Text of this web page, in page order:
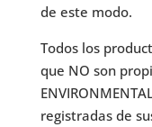
de este modo.
Todos los
que NO son
registradas de